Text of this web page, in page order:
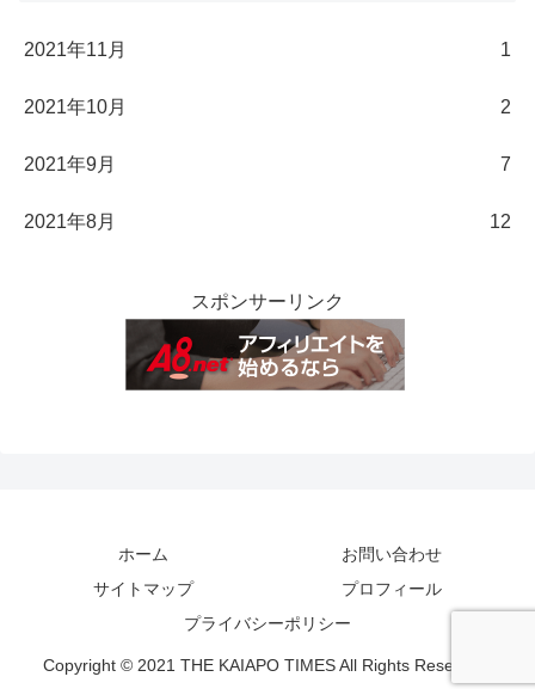
2021年11月 1
2021年10月 2
2021年9月 7
2021年8月 12
スポンサーリンク
ホーム
お問い合わせ
サイトマップ
プロフィール
プライバシーポリシー
Copyright © 2021 THE KAIAPO TIMES All Rights Reserved.